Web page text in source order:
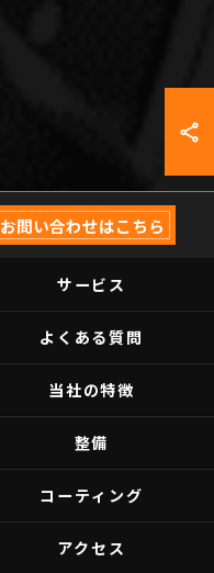
お問い合わせはこちら
サービス
よくある質問
当社の特徴
整備
コーティング
アクセス